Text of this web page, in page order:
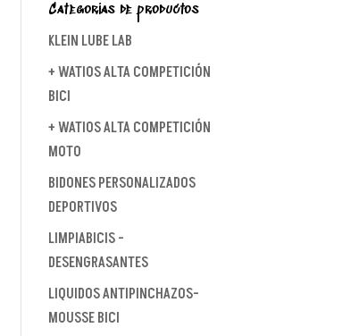
Categorías de productos
KLEIN LUBE LAB
+ WATIOS ALTA COMPETICIÓN
BICI
+ WATIOS ALTA COMPETICIÓN
MOTO
BIDONES PERSONALIZADOS
DEPORTIVOS
LIMPIABICIS -
DESENGRASANTES
LIQUIDOS ANTIPINCHAZOS-
MOUSSE BICI